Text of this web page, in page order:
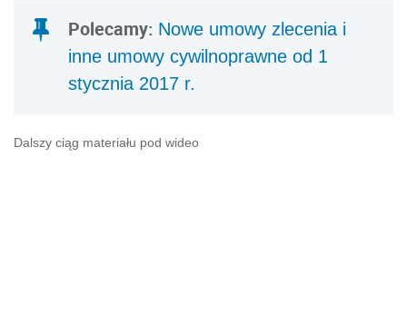
Polecamy: Nowe umowy zlecenia i
inne umowy cywilnoprawne od 1
stycznia 2017 r.
Dalszy ciąg materiału pod wideo